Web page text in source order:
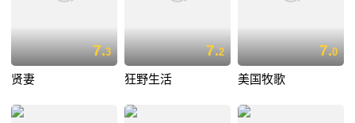
7.3
贤妻
7.2
狂野生活
7.0
美国牧歌